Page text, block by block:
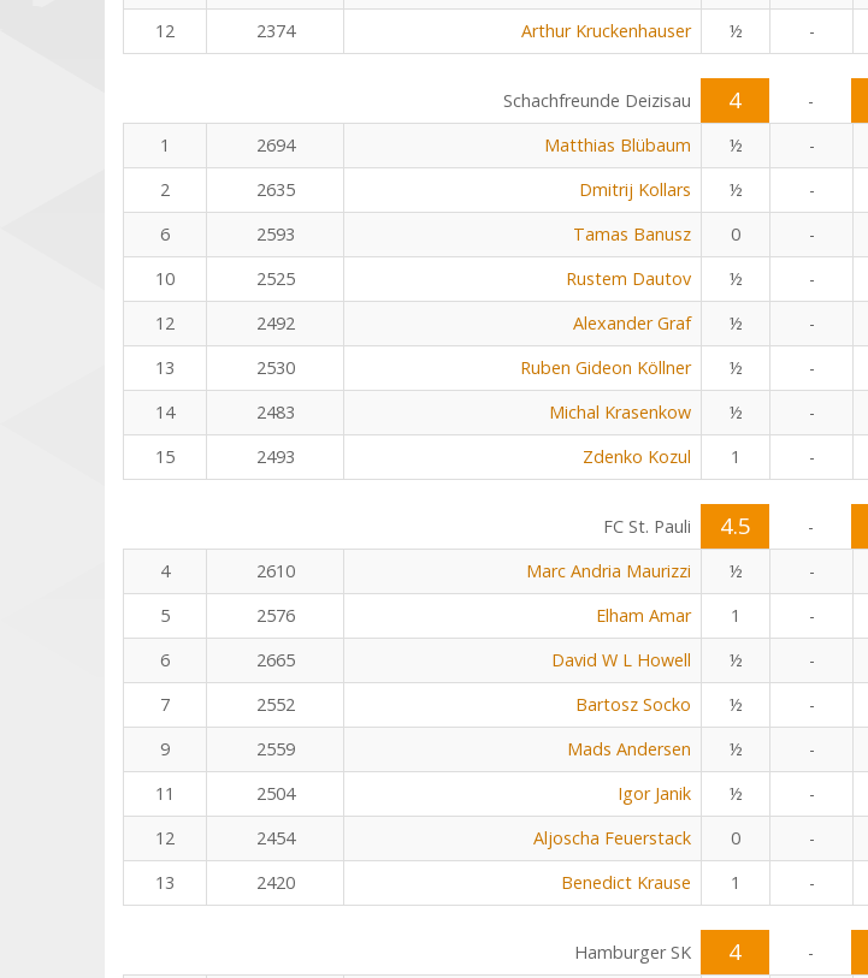
12
2374 Arthur Kruckenhauser ½ -
Schachfreunde Deizisau 4 -
1
2694 Matthias Blübaum ½ -
2
2635 Dmitrij Kollars ½ -
6
2593 Tamas Banusz 0 -
10
2525 Rustem Dautov ½ -
12
2492 Alexander Graf ½ -
13
2530 Ruben Gideon Köllner ½ -
14
2483 Michal Krasenkow ½ -
15
2493 Zdenko Kozul 1 -
FC St. Pauli 4.5 -
4
2610 Marc Andria Maurizzi ½ -
5
2576 Elham Amar 1 -
6
2665 David W L Howell ½ -
7
2552 Bartosz Socko ½ -
9
2559 Mads Andersen ½ -
11
2504 Igor Janik ½ -
12
2454 Aljoscha Feuerstack 0 -
13
2420 Benedict Krause 1 -
Hamburger SK 4 -